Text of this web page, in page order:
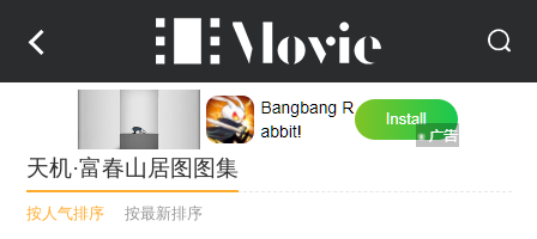
天机·富春山居图图集
按人气排序 按最新排序